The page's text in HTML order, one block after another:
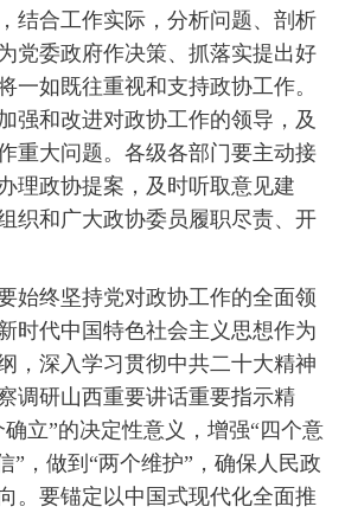
结合工作实际，分析问题、剖析
党委政府作决策、抓落实提出好
一如既往重视和支持政协工作。
强和改进对政协工作的领导，及
重大问题。各级各部门要主动接
理政协提案，及时听取意见建
织和广大政协委员履职尽责、开
终坚持党对政协工作的全面领
时代中国特色社会主义思想作为
，深入学习贯彻中共二十大精神
调研山西重要讲话重要指示精
立”的决定性意义，增强“四个意
”，做到“两个维护”，确保人民政
。要锚定以中国式现代化全面推